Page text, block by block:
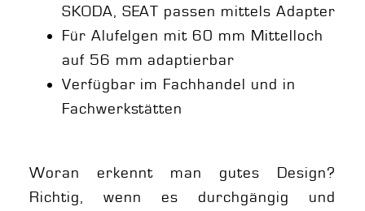
SKODA, SEAT passen mittels Adapter
Für Alufelgen mit 60 mm Mittelloch
auf 56 mm adaptierbar
Verfügbar im Fachhandel und in
Fachwerkstätten
Woran erkennt man gutes Design?
Richtig, wenn es durchgängig und